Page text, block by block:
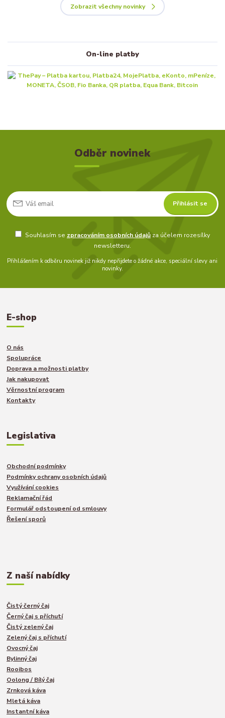
Zobrazit všechny novinky
On-line platby
Odběr novinek
Přihlásit se
Souhlasím se zpracováním osobních údajůza účelem rozesílky
newsletteru.
Přihlášením k odběru novinek již nikdy nepřijdete o žádné akce, speciální slevy ani
novinky.
E-shop
O nás
Spolupráce
Doprava a možnosti platby
Jak nakupovat
Věrnostní program
Kontakty
Legislativa
Obchodní podmínky
Podmínky ochrany osobních údajů
Využívání cookies
Reklamační řád
Formulář odstoupení od smlouvy
Řešení sporů
Z naší nabídky
Čistý černý čaj
Černý čaj s příchutí
Čistý zelený čaj
Zelený čaj s příchutí
Ovocný čaj
Bylinný čaj
Rooibos
Oolong / Bílý čaj
Zrnková káva
Mletá káva
Instantní káva